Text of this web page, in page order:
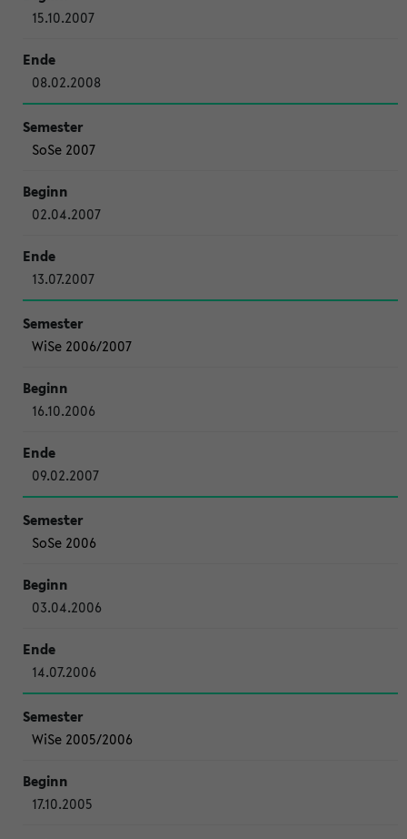
15.10.2007
08.02.2008
SoSe 2007
02.04.2007
13.07.2007
WiSe 2006/2007
16.10.2006
09.02.2007
SoSe 2006
03.04.2006
14.07.2006
WiSe 2005/2006
17.10.2005